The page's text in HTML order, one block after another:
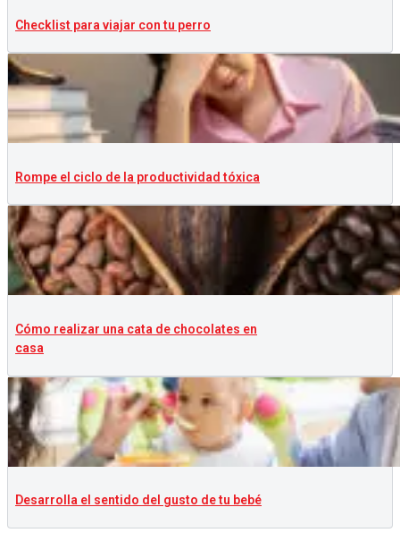
Checklist para viajar con tu perro
Rompe el ciclo de la productividad tóxica
Cómo realizar una cata de chocolates en
casa
Desarrolla el sentido del gusto de tu bebé